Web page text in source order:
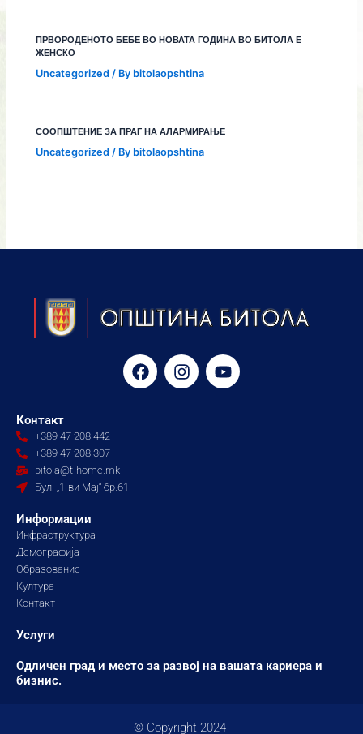
ПРВОРОДЕНОТО БЕБЕ ВО НОВАТА ГОДИНА ВО БИТОЛА Е
ЖЕНСКО
Uncategorized / By bitolaopshtina
СООПШТЕНИЕ ЗА ПРАГ НА АЛАРМИРАЊЕ
Uncategorized / By bitolaopshtina
F
a
I
n
Y
o
Контакт
+389 47 208 442
+389 47 208 307
bitola@t-home.mk
Бул. „1-ви Мај“ бр.61
Информации
Инфраструктура
Демографија
Образование
Култура
Контакт
Услуги
Одличен град и место за развој на вашата кариера и
бизнис.
© Copyright 2024